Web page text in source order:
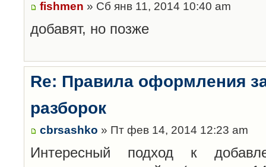
fishmen » Сб янв 11, 2014 10:40 am
добавят, но позже
Re: Правила оформления
разборок
cbrsashko » Пт фев 14, 2014 12:23 am
Интересный подход к